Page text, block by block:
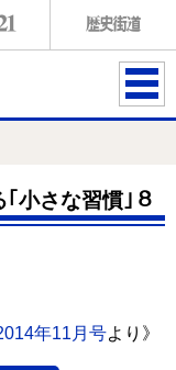
ME
小さな習慣｣８
年11月号より》